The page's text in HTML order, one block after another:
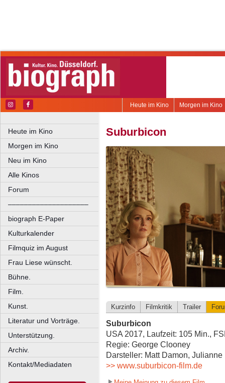
Morgen im Kino
Heute im Kino
Heute im Kino
Morgen im Kino
Neu im Kino
Alle Kinos
Forum
––––––––––––––––––––
biograph E-Paper
Kulturkalender
Filmquiz im August
Frau Liese wünscht.
Bühne.
Film.
Kunst.
Literatur und Vorträge.
Unterstützung.
Archiv.
Kontakt/Mediadaten
Suburbicon
Kurzinfo Filmkritik Trailer
Suburbicon
USA 2017, Laufzeit: 105 Min.,
Regie: George Clooney
Darsteller: Matt Damon,
>> www.suburbicon-film.de